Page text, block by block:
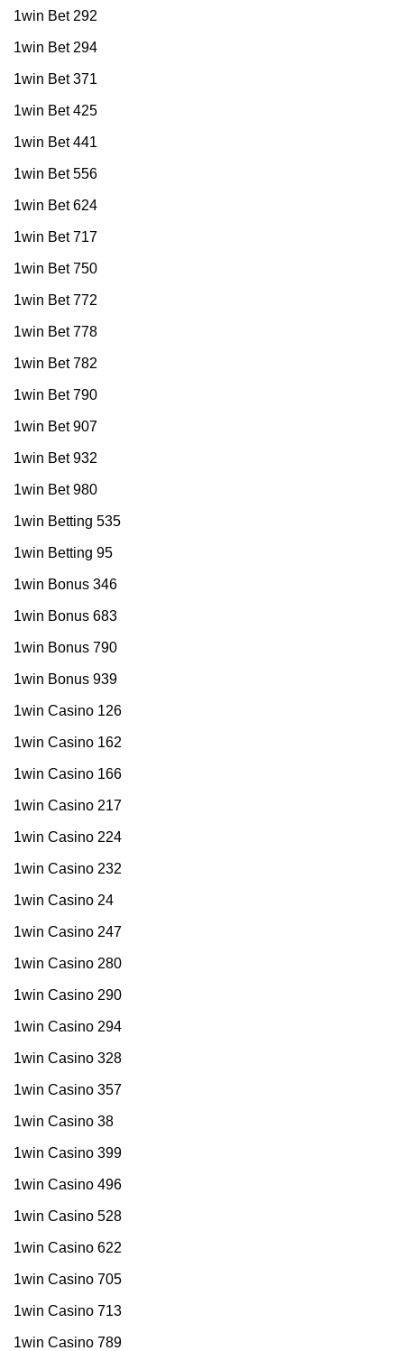
1win Bet 292
1win Bet 294
1win Bet 371
1win Bet 425
1win Bet 441
1win Bet 556
1win Bet 624
1win Bet 717
1win Bet 750
1win Bet 772
1win Bet 778
1win Bet 782
1win Bet 790
1win Bet 907
1win Bet 932
1win Bet 980
1win Betting 535
1win Betting 95
1win Bonus 346
1win Bonus 683
1win Bonus 790
1win Bonus 939
1win Casino 126
1win Casino 162
1win Casino 166
1win Casino 217
1win Casino 224
1win Casino 232
1win Casino 24
1win Casino 247
1win Casino 280
1win Casino 290
1win Casino 294
1win Casino 328
1win Casino 357
1win Casino 38
1win Casino 399
1win Casino 496
1win Casino 528
1win Casino 622
1win Casino 705
1win Casino 713
1win Casino 789